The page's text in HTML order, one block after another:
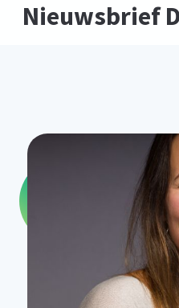
Nieuwsbrief